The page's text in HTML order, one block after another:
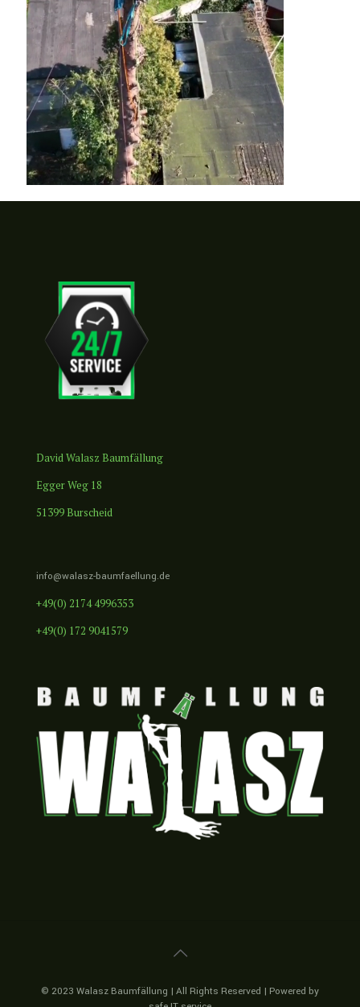
David Walasz Baumfällung
Egger Weg 18
51399 Burscheid
info@walasz-baumfaellung.de
+49(0) 2174 4996353
+49(0) 172 9041579
© 2023 Walasz Baumfällung | All Rights Reserved | Powered by